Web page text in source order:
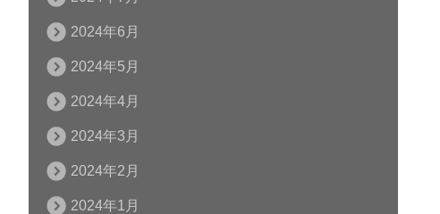
2024年6月
2024年5月
2024年4月
2024年3月
2024年2月
2024年1月